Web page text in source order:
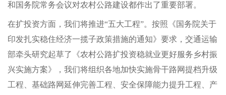
和国务院常务会议对农村公路建设都作出了重要部署。
在扩投资方面，我们将推进“五大工程”。按照《国务院关于
印发扎实稳住经济一揽子政策措施的通知》要求，交通运输
部牵头研究起草了《农村公路扩投资稳就业更好服务乡村振
兴实施方案》，我们将组织各地加快实施骨干路网提档升级
工程、基础路网延伸完善工程、安全保障能力提升工程、产